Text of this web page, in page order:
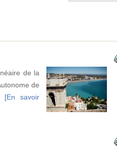
de la
de
[En savoir